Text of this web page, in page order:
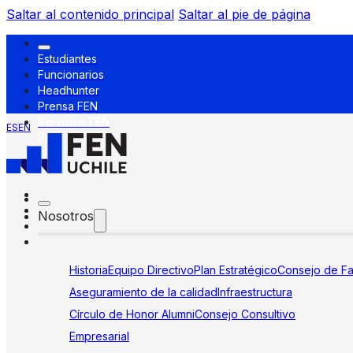
Saltar al contenido principal Saltar al pie de página
Estudiantes
Funcionarios
Headhunter
Prensa FEN
ESEN
Nosotros
HistoriaEquipo DirectivoPlan EstratégicoConsejo de
Aseguramiento de la calidadInfraestructura
Círculo de Honor AlumniConsejo Consultivo
Empresarial